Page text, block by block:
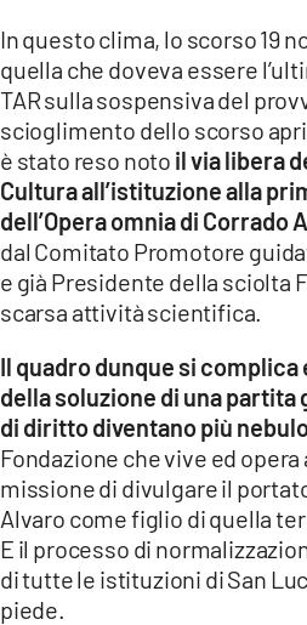
In questo clima, lo scorso 19
quella che doveva essere
TAR sulla sospensiva del
scioglimento dello scorso
è stato reso noto il via libera
Cultura all’istituzione alla
dell’Opera omnia di Corrado
dal Comitato Promotore
e già Presidente della sciolta
scarsa attività scientifica.
Il quadro dunque si complica
della soluzione di una partita
di diritto diventano più
Fondazione che vive ed opera
missione di divulgare il
Alvaro come figlio di quella
E il processo di
di tutte le istituzioni di San
piede.